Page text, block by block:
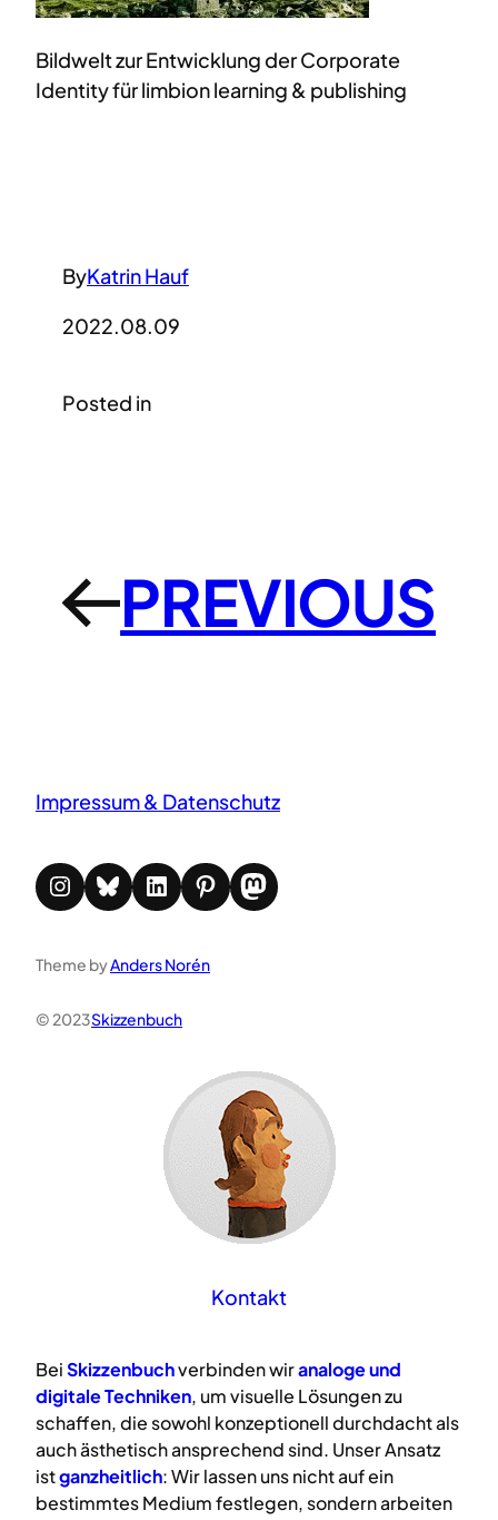
Bildwelt zur Entwicklung der Corporate
Identity für limbion learning & publishing
ByKatrin Hauf
2022.08.09
Posted in
←PREVIOUS
Impressum & Datenschutz
Instagram Bluesky LinkedIn Pinterest Mastodon
Theme byAnders Norén
© 2023Skizzenbuch
Kontakt
BeiSkizzenbuchverbinden wiranalogeund
digitaleTechniken, um visuelle Lösungen zu
schaffen, die sowohl konzeptionell durchdacht als
auch ästhetisch ansprechend sind. Unser Ansatz
istganzheitlich: Wir lassen uns nicht auf ein
bestimmtes Medium festlegen, sondern arbeiten